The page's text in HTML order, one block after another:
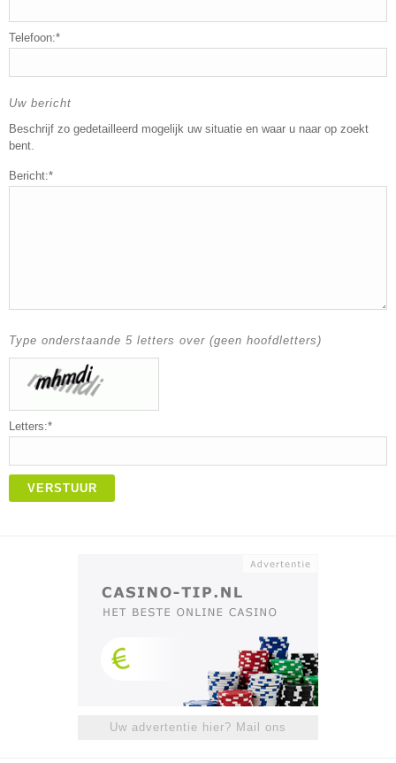
Telefoon:*
Uw bericht
Beschrijf zo gedetailleerd mogelijk uw situatie en waar u naar op zoekt
bent.
Bericht:*
Type onderstaande 5 letters over (geen hoofdletters)
Letters:*
VERSTUUR
Uw advertentie hier? Mail ons